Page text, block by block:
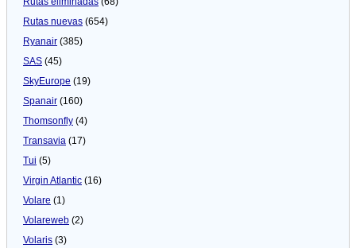
Rutas nuevas (654)
Ryanair (385)
SAS (45)
SkyEurope (19)
Spanair (160)
Thomsonfly (4)
Transavia (17)
Tui (5)
Virgin Atlantic (16)
Volare (1)
Volareweb (2)
Volaris (3)